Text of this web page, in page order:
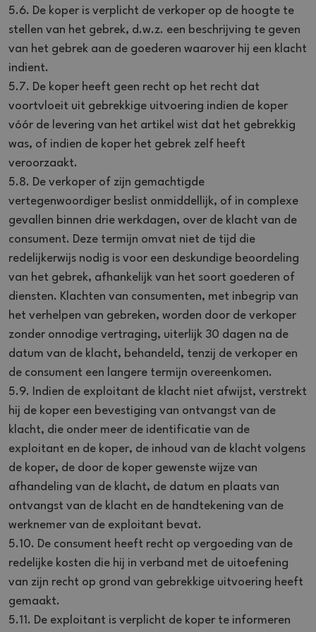
5.6. De koper is verplicht de verkoper op de hoogte te
stellen van het gebrek, d.w.z. een beschrijving te geven
van het gebrek aan de goederen waarover hij een klacht
indient.
5.7. De koper heeft geen recht op het recht dat
voortvloeit uit gebrekkige uitvoering indien de koper
vóór de levering van het artikel wist dat het gebrekkig
was, of indien de koper het gebrek zelf heeft
veroorzaakt.
5.8. De verkoper of zijn gemachtigde
vertegenwoordiger beslist onmiddellijk, of in complexe
gevallen binnen drie werkdagen, over de klacht van de
consument. Deze termijn omvat niet de tijd die
redelijkerwijs nodig is voor een deskundige beoordeling
van het gebrek, afhankelijk van het soort goederen of
diensten. Klachten van consumenten, met inbegrip van
het verhelpen van gebreken, worden door de verkoper
zonder onnodige vertraging, uiterlijk 30 dagen na de
datum van de klacht, behandeld, tenzij de verkoper en
de consument een langere termijn overeenkomen.
5.9. Indien de exploitant de klacht niet afwijst, verstrekt
hij de koper een bevestiging van ontvangst van de
klacht, die onder meer de identificatie van de
exploitant en de koper, de inhoud van de klacht volgens
de koper, de door de koper gewenste wijze van
afhandeling van de klacht, de datum en plaats van
ontvangst van de klacht en de handtekening van de
werknemer van de exploitant bevat.
5.10. De consument heeft recht op vergoeding van de
redelijke kosten die hij in verband met de uitoefening
van zijn recht op grond van gebrekkige uitvoering heeft
gemaakt.
5.11. De exploitant is verplicht de koper te informeren